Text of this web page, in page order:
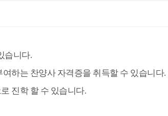
습니다.
하는 찬양사 자격증을 취득할 수 있습니다.
진학 할 수 있습니다.